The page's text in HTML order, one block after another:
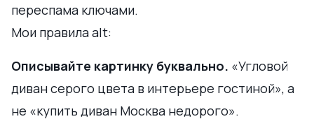
переспама ключами.
Мои правила alt:
Описывайте картинку буквально. «Угловой
диван серого цвета в интерьере гостиной», а
не «купить диван Москва недорого».